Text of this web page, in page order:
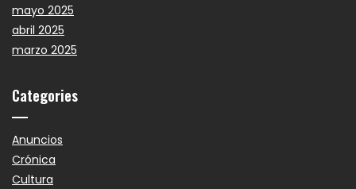
mayo 2025
abril 2025
marzo 2025
Categories
Anuncios
Crónica
Cultura